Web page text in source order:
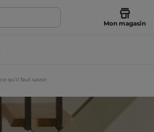
Mon magasin
qu’il faut savoir